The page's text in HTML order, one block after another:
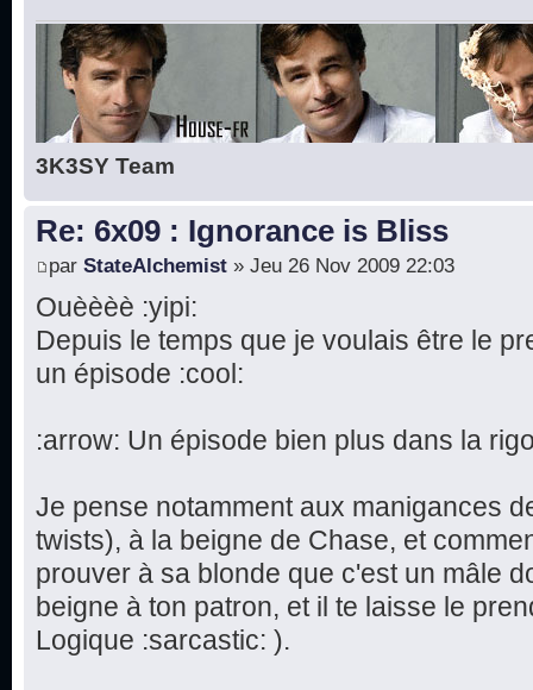
3K3SY Team
Re: 6x09 : Ignorance is Bliss
par StateAlchemist » Jeu 26 Nov 2009 22:03
Ouèèèè :yipi:
Depuis le temps que je voulais être le
un épisode :cool:
:arrow: Un épisode bien plus dans la
Je pense notamment aux manigances
twists), à la beigne de Chase, et
prouver à sa blonde que c'est un mâle
beigne à ton patron, et il te laisse le
Logique :sarcastic: ).